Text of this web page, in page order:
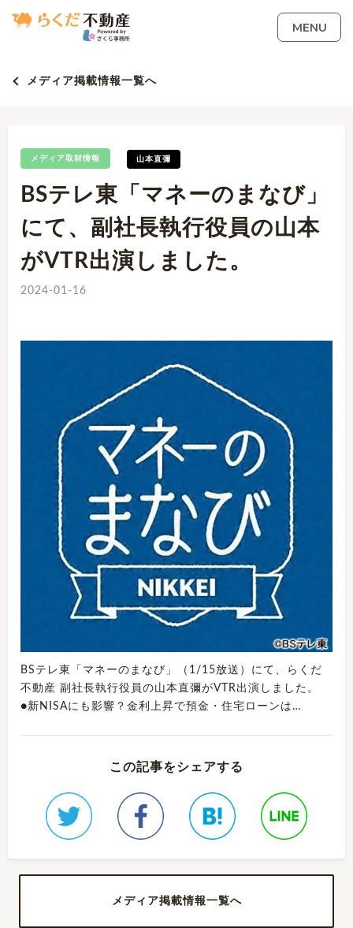
MENU
メディア掲載情報一覧へ
メディア取材情報 山本直彌
BSテレ東「マネーのまなび」
にて、副社長執行役員の山本
がVTR出演しました。
2024-01-16
BSテレ東「マネーのまなび」（1/15放送）にて、らくだ
不動産 副社長執行役員の山本直彌がVTR出演しました。
●新NISAにも影響？金利上昇で預金・住宅ローンは…
この記事をシェアする
メディア掲載情報一覧へ